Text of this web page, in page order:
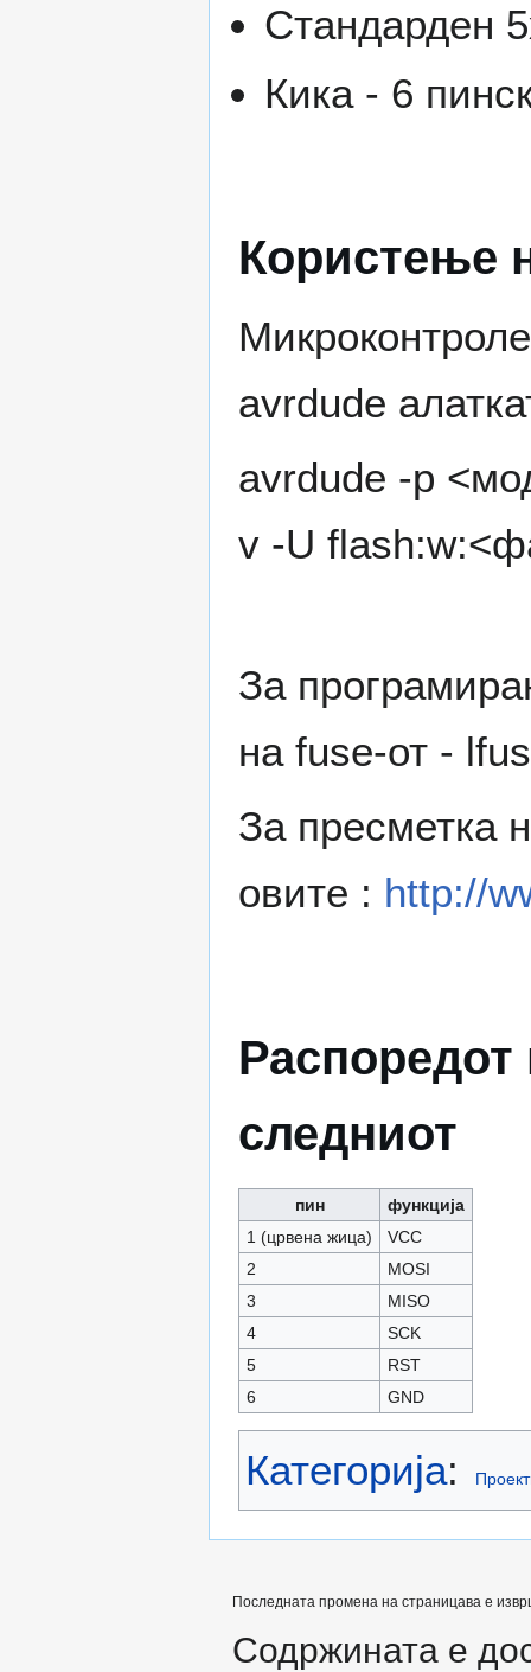
Стандарден
Кика - 6
Користење
avrdude
avrdude -p
v -U
За
на fuse-от -
За пресметка
овите : http://
следниот
пин
функција
1 (црвена жица)
VCC
2
MOSI
3
MISO
4
SCK
5
RST
6
GND
Категорија:
Последната промена на страницава е
Содржината е